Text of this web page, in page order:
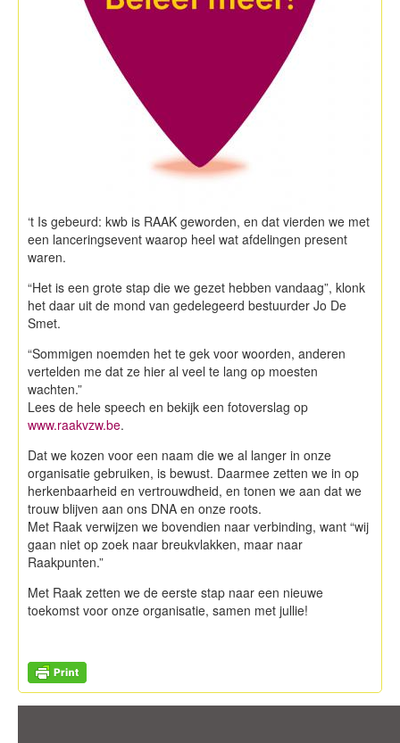
‘t Is gebeurd: kwb is RAAK geworden, en dat vierden we met
een lanceringsevent waarop heel wat afdelingen present
waren.
“Het is een grote stap die we gezet hebben vandaag”, klonk
het daar uit de mond van gedelegeerd bestuurder Jo De
Smet.
“Sommigen noemden het te gek voor woorden, anderen
vertelden me dat ze hier al veel te lang op moesten
wachten.”
Lees de hele speech en bekijk een fotoverslag op
www.raakvzw.be.
Dat we kozen voor een naam die we al langer in onze
organisatie gebruiken, is bewust. Daarmee zetten we in op
herkenbaarheid en vertrouwdheid, en tonen we aan dat we
trouw blijven aan ons DNA en onze roots.
Met Raak verwijzen we bovendien naar verbinding, want “wij
gaan niet op zoek naar breukvlakken, maar naar
Raakpunten.”
Met Raak zetten we de eerste stap naar een nieuwe
toekomst voor onze organisatie, samen met jullie!